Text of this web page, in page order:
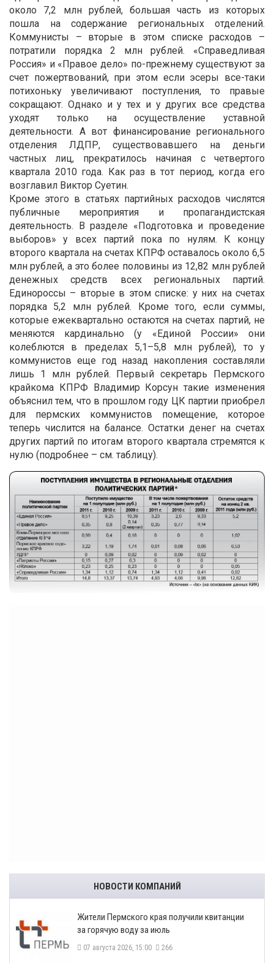
около 7,2 млн рублей, большая часть из которых
пошла на содержание региональных отделений.
Коммунисты – вторые в этом списке расходов –
потратили порядка 2 млн рублей. «Справедливая
Россия» и «Правое дело» по-прежнему существуют за
счет пожертвований, при этом если эсеры все-таки
потихоньку увеличивают поступления, то правые
сокращают. Однако и у тех и у других все средства
уходят только на осуществление уставной
деятельности. А вот финансирование регионального
отделения ЛДПР, существовавшего на деньги
частных лиц, прекратилось начиная с четвертого
квартала 2010 года. Как раз в тот период, когда его
возглавил Виктор Суетин.
Кроме этого в статьях партийных расходов числятся
публичные мероприятия и пропагандистская
деятельность. В разделе «Подготовка и проведение
выборов» у всех партий пока по нулям. К концу
второго квартала на счетах КПРФ оставалось около 6,5
млн рублей, а это более половины из 12,82 млн рублей
денежных средств всех региональных партий.
Единороссы – вторые в этом списке: у них на счетах
порядка 5,2 млн рублей. Кроме того, если суммы,
которые ежеквартально остаются на счетах партий, не
меняются кардинально (у «Единой России» они
колеблются в пределах 5,1–5,8 млн рублей), то у
коммунистов еще год назад накопления составляли
лишь 1 млн рублей. Первый секретарь Пермского
крайкома КПРФ Владимир Корсун такие изменения
объяснил тем, что в прошлом году ЦК партии приобрел
для пермских коммунистов помещение, которое
теперь числится на балансе. Остатки денег на счетах
других партий по итогам второго квартала стремятся к
нулю (подробнее – см. таблицу).
НОВОСТИ КОМПАНИЙ
​Жители Пермского края получили квитанции
за горячую воду за июль
07 августа 2026, 15:00 266